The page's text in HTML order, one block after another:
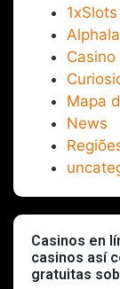
Mapa
News
Casinos en
casinos así­
gratuitas